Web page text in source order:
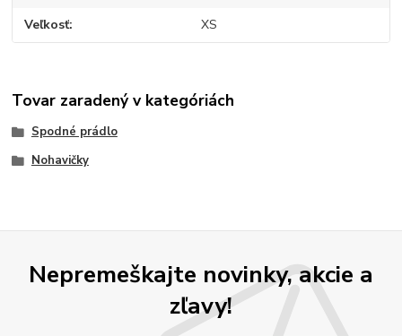
Veľkosť XS
Tovar zaradený v kategóriách
Spodné prádlo
Nohavičky
Nepremeškajte novinky, akcie a
zľavy!